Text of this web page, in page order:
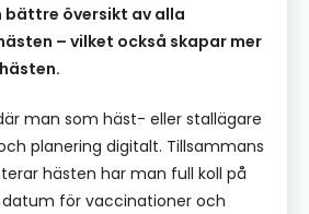
bättre översikt av alla
– vilket också skapar mer
man som häst- eller stallägare
planering digitalt. Tillsammans
hästen har man full koll på
för vaccinationer och